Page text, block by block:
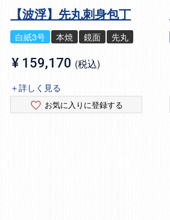
【波浮】先丸刺身包丁
白紙3号 本焼 鏡面 先丸
¥ 159,170 税込
＋詳しく見る
お気に入りに登録する